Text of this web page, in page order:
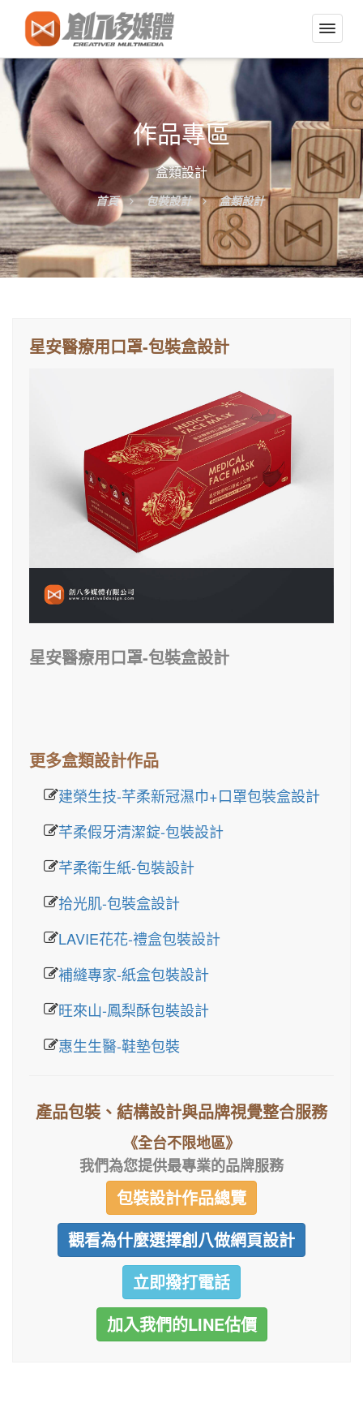
切
換
導
選
單
作品專區
盒類設計
首頁 包裝設計 盒類設計
星安醫療用口罩-包裝盒設計
星安醫療用口罩-包裝盒設計
更多盒類設計作品
建榮生技-芊柔新冠濕巾+口罩包裝盒設計
芊柔假牙清潔錠-包裝設計
芊柔衛生紙-包裝設計
拾光肌-包裝盒設計
LAVIE花花-禮盒包裝設計
補縫專家-紙盒包裝設計
旺來山-鳳梨酥包裝設計
惠生生醫-鞋墊包裝
產品包裝、結構設計與品牌視覺整合服務
《全台不限地區》
我們為您提供最專業的品牌服務
包裝設計作品總覽
觀看為什麼選擇創八做網頁設計
立即撥打電話
加入我們的LINE估價